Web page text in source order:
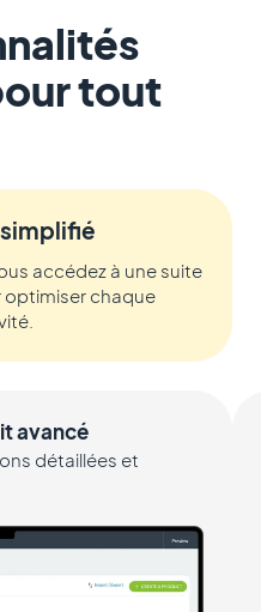
tout
accédez à une suite
optimiser chaque
avancé
détaillées et